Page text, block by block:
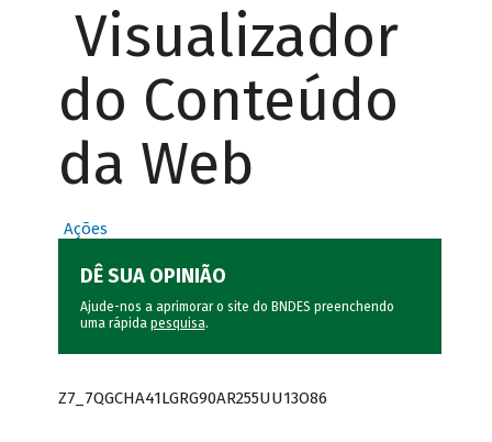
Visualizador
do Conteúdo
da Web
Ações
DÊ SUA OPINIÃO
Ajude-nos a aprimorar o site do BNDES preenchendo
uma rápida pesquisa.
Z7_7QGCHA41LGRG90AR255UU13O86